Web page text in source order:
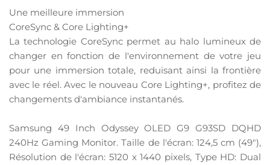
Une meilleure immersion
CoreSync & Core Lighting+
La technologie CoreSync permet au halo lumineux de
changer en fonction de l'environnement de votre jeu
pour une immersion totale, reduisant ainsi la frontière
avec le réel. Avec le nouveau Core Lighting+, profitez de
changements d'ambiance instantanés.
Samsung 49 Inch Odyssey OLED G9 G93SD DQHD
240Hz Gaming Monitor. Taille de l'écran: 124,5 cm (49"),
Résolution de l'écran: 5120 x 1440 pixels, Type HD: Dual